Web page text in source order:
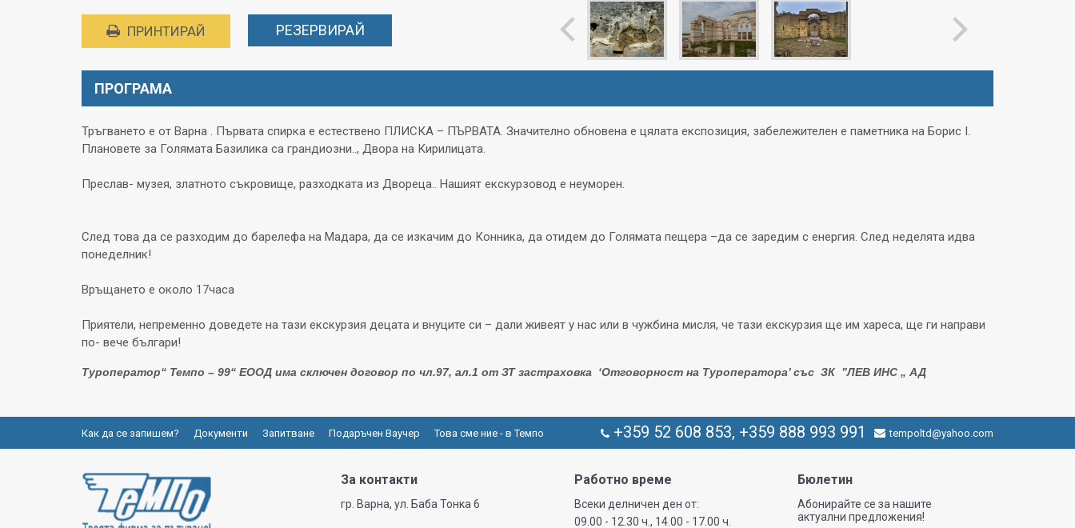
ПРИНТИРАЙ РЕЗЕРВИРАЙ
ПРОГРАМА
Тръгването е от Варна . Първата спирка е естествено ПЛИСКА – ПЪРВАТА. Значително обновена е цялата експозиция, забележителен е паметника на Борис І.
Плановете за Голямата Базилика са грандиозни.., Двора на Кирилицата.
Преслав- музея, златното съкровище, разходката из Двореца.. Нашият екскурзовод е неуморен.
След това да се разходим до барелефа на Мадара, да се изкачим до Конника, да отидем до Голямата пещера –да се заредим с енергия. След неделята идва
понеделник!
Връщането е около 17часа
Приятели, непременно доведете на тази екскурзия децата и внуците си – дали живеят у нас или в чужбина мисля, че тази екскурзия ще им хареса, ще ги направи
по- вече българи!
Туроператор“ Темпо – 99“ ЕООД има сключен договор по чл.97, ал.1 от ЗТзастраховка ‘Отговорност на Туроператора’ със ЗК ”ЛЕВ ИНС „ АД
Как да се запишем? Документи Запитване Подаръчен Ваучер Това сме ние - в Темпо +359 52 608 853, +359 888 993 991 tempoltd@yahoo.com
За контакти
гр. Варна, ул. Баба Тонка 6
Работно време
Всеки делничен ден от:
09.00 - 12.30 ч., 14.00 - 17.00 ч.
Бюлетин
Абонирайте се за нашите
актуални предложения!